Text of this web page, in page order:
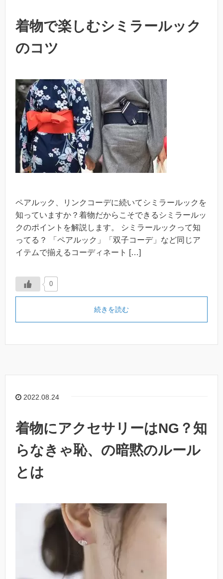
着物で楽しむシミラールック
のコツ
ペアルック、リンクコーデに続いてシミラールックを
知っていますか？着物だからこそできるシミラールッ
クのポイントを解説します。 シミラールックって知
ってる？ 「ペアルック」「双子コーデ」など同じア
イテムで揃えるコーディネート […]
0
続きを読む
2022.08.24
着物にアクセサリーはNG？知
らなきゃ恥、の暗黙のルール
とは